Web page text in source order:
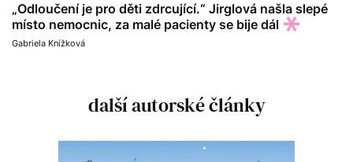
„Odloučení je pro děti zdrcující.“ Jirglová našla slepé
místo nemocnic, za malé pacienty se bije dál
Gabriela Knížková
další autorské články